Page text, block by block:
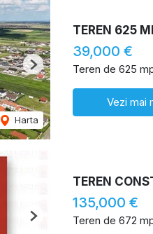
Harta
Next
TEREN 625
39,000 €
Teren de 625
Vezi mai
Next
TEREN
135,000 €
Teren de 672